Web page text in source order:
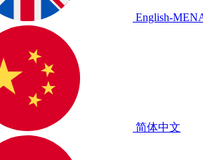
English-
简体中文